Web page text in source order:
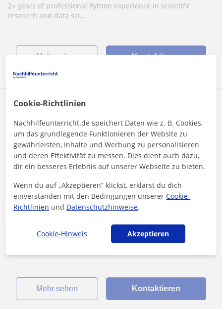
2+ years of professional Python experience in scientific
research and data sci...
Mehr sehen Kontaktieren
13€ /h 1. Lektion kostenlos
Karen
Domina el Español con Clases Prácticas y
Dinámicas
"Domina el Español con clases prácticas y dinámicas" Clases
de español enfocadas en mejorar la lectura, escritura y
Mehr sehen Kontaktieren
Cookie-Richtlinien
Nachhilfeunterricht.de speichert Daten wie z. B. Cookies,
um das grundlegende Funktionieren der Website zu
gewährleisten, Inhalte und Werbung zu personalisieren
und deren Effektivität zu messen. Dies dient auch dazu,
dir ein besseres Erlebnis auf unserer Webseite zu bieten.
Wenn du auf „Akzeptieren” klickst, erklärst du dich
einverstanden mit den Bedingungen unsererCookie-
Richtlinien und Datenschutzhinweise.
Cookie-Hinweis Akzeptieren